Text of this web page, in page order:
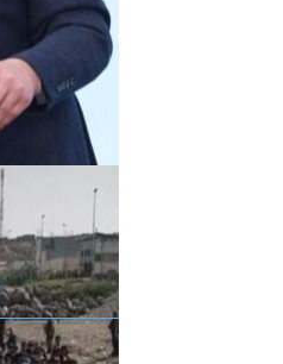
+0,0011 ▲
-0,0008 ▼